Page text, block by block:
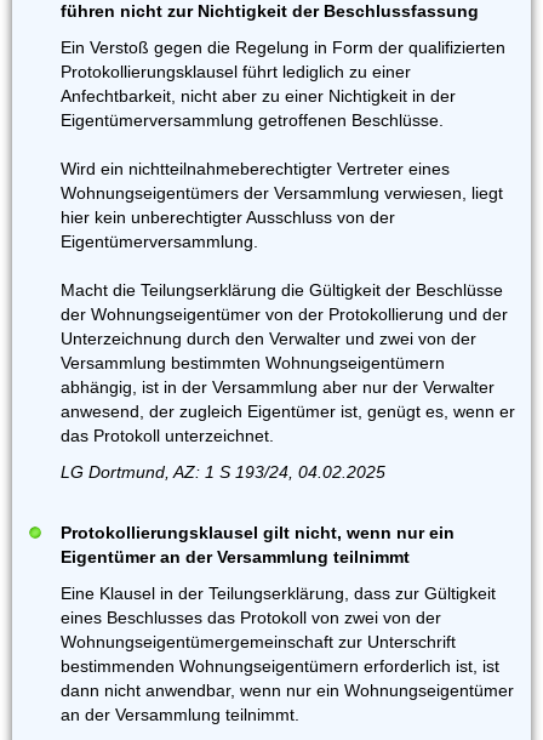
führen nicht zur Nichtigkeit der Beschlussfassung
Ein Verstoß gegen die Regelung in Form der qualifizierten
Protokollierungsklausel führt lediglich zu einer
Anfechtbarkeit, nicht aber zu einer Nichtigkeit in der
Eigentümerversammlung getroffenen Beschlüsse.
Wird ein nichtteilnahmeberechtigter Vertreter eines
Wohnungseigentümers der Versammlung verwiesen, liegt
hier kein unberechtigter Ausschluss von der
Eigentümerversammlung.
Macht die Teilungserklärung die Gültigkeit der Beschlüsse
der Wohnungseigentümer von der Protokollierung und der
Unterzeichnung durch den Verwalter und zwei von der
Versammlung bestimmten Wohnungseigentümern
abhängig, ist in der Versammlung aber nur der Verwalter
anwesend, der zugleich Eigentümer ist, genügt es, wenn er
das Protokoll unterzeichnet.
LG Dortmund, AZ: 1 S 193/24, 04.02.2025
Protokollierungsklausel gilt nicht, wenn nur ein
Eigentümer an der Versammlung teilnimmt
Eine Klausel in der Teilungserklärung, dass zur Gültigkeit
eines Beschlusses das Protokoll von zwei von der
Wohnungseigentümergemeinschaft zur Unterschrift
bestimmenden Wohnungseigentümern erforderlich ist, ist
dann nicht anwendbar, wenn nur ein Wohnungseigentümer
an der Versammlung teilnimmt.